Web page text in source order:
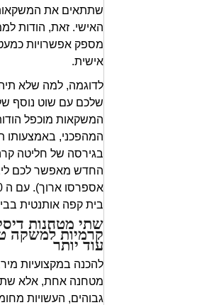
שתתאים את
האישי. זאת, הודות
מספק אפשרויות
אישית.
לדוגמה, למה שלא
שלכם עם שוט נוסף
המשקאות מוכפל
המהפכני, באמצעותו
בגירסה של חליטה
החדש מאפשר לכם
בית קפה אותנטית
שתי מטחנות
קרמיות למשקה
עוד יותר
מטחנה אחת, אלא
גבוהים, העשויות